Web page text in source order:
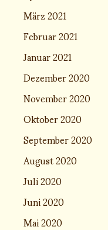
März 2021
Februar 2021
Januar 2021
Dezember 2020
November 2020
Oktober 2020
September 2020
August 2020
Juli 2020
Juni 2020
Mai 2020